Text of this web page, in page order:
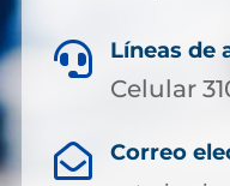
 Líneas de
Celular
 Correo